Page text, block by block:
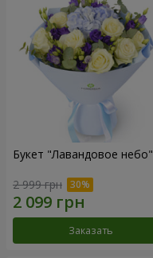
Букет "Лавандовое небо"
2 999 грн
Заказать